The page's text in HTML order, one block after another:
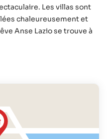
Les villas sont
chaleureusement et
Anse Lazio se trouve à